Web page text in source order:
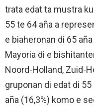
trata edat ta mustra
55 te 64 aña a
e biaheronan di 65
Mayoria di e
Noord-Holland, Zuid-
gruponan di edat di 55
aña (16,3%) komo e